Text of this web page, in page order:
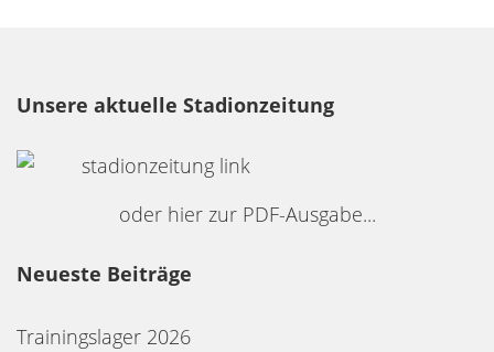
Unsere aktuelle Stadionzeitung
oder hier zur PDF-Ausgabe...
Neueste Beiträge
Trainingslager 2026